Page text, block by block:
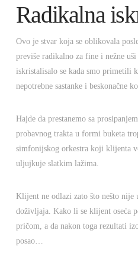
Radikalna
Ovo je stvar koja se oblikovala
previše radikalno za fine i nežne
iskristalisalo se kada smo primetili
nepotrebne sastanke i beskonačne
Hajde da prestanemo sa
probavnog trakta u formi buketa
simfonijskog orkestra koji klijenta
uljujkuje slatkim lažima.
Klijent ne odlazi zato što nešto nije
doživljaja. Kako li se klijent oseća
pričom, a da nakon toga rezultati
posao…